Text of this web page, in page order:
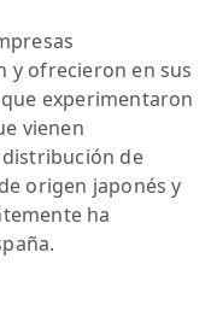
y ofrecieron en sus
experimentaron
vienen
de
origen japonés y
ha